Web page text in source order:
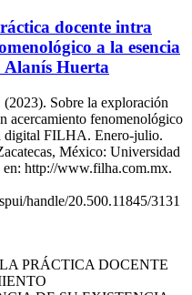
docente intra
a la esencia
Alanís Huerta
Sobre la exploración
acercamiento fenomenológico
digital FILHA. Enero-julio.
México: Universidad
en: http://www.filha.com.mx.
handle/20.500.11845/3131
PRÁCTICA DOCENTE